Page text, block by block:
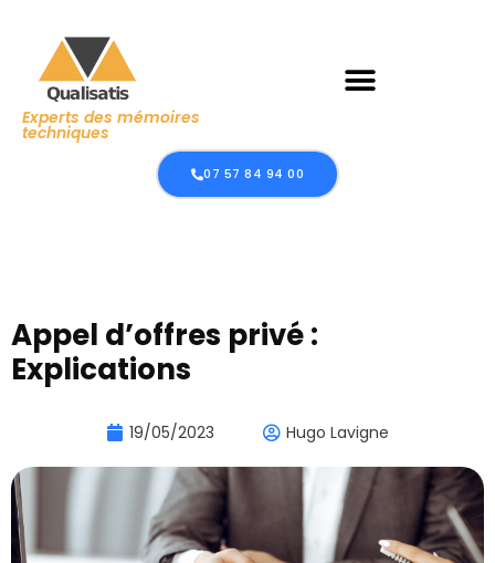
Experts des mémoires
techniques
07 57 84 94 00
Appel d’offres privé :
Explications
19/05/2023 Hugo Lavigne